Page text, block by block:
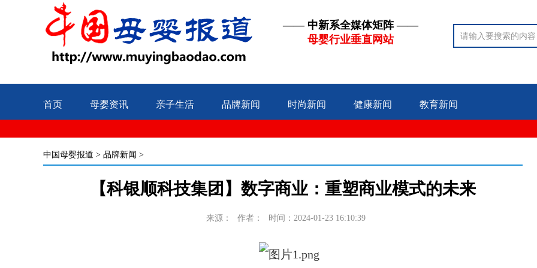
—— 中新系全媒体矩阵 ——
母婴行业垂直网站
首页 母婴资讯 亲子生活 品牌新闻 时尚新闻 健康新闻 教育新闻
中国母婴报道 > 品牌新闻 >
【科银顺科技集团】数字商业：重塑商业模式的未来
来源： 作者： 时间：2024-01-23 16:10:39